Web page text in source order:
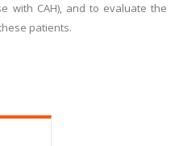
with CAH), and to evaluate the
patients.